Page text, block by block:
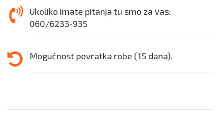
Ukoliko imate pitanja tu smo za vas:
060/6233-935
Mogućnost povratka robe (15 dana).